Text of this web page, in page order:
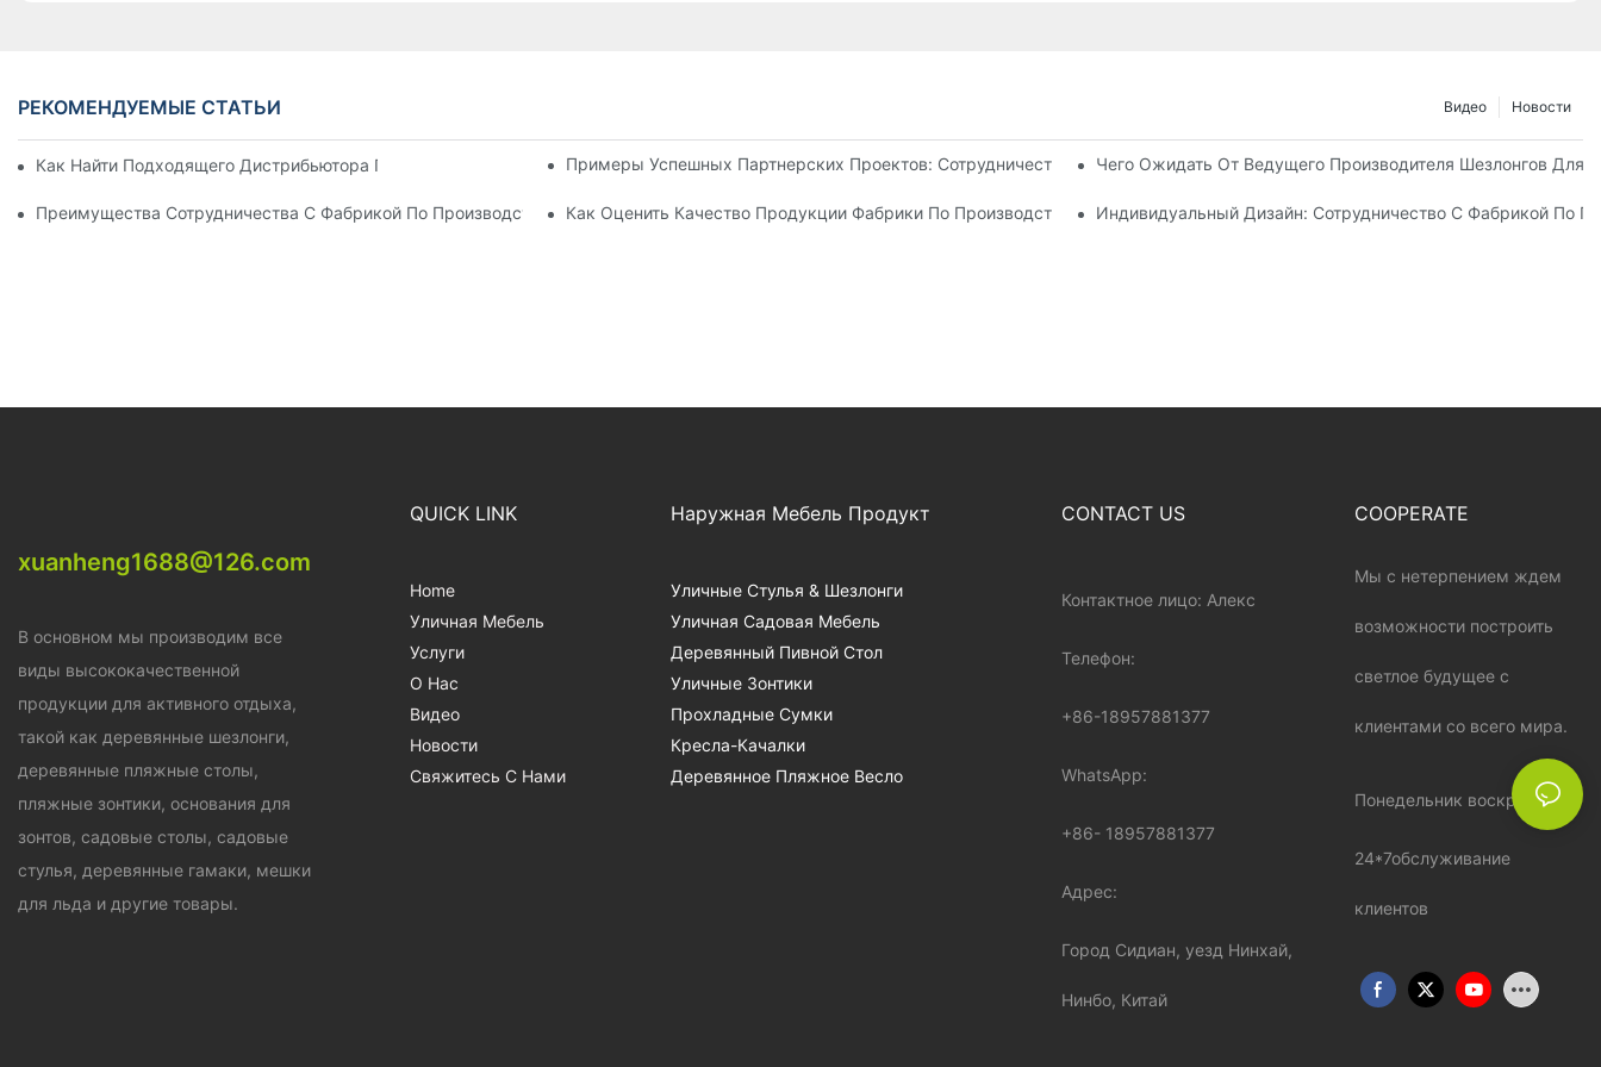
РЕКОМЕНДУЕМЫЕ СТАТЬИ Новости
Видео
Как Найти Подходящего Дистрибьютора Пляжных Зонтов Для Нужд Вашего БизнесаПримеры Успешных Партнерских Проектов: Сотрудничество С Дистрибьюторами Пляжных Зонтов
Чего Ожидать От Ведущего Производителя Шезлонгов Для
Преимущества Сотрудничества С Фабрикой По Производству Шезлонгов Для Отдыха На Открытом Воздухе.Как Оценить Качество Продукции Фабрики По Производству Шезлонгов Для Отдыха На Открытом Воздухе
Индивидуальный Дизайн: Сотрудничество С Фабрикой По
xuanheng1688@126.com
В основном мы производим все
виды высококачественной
продукции для активного отдыха,
такой как деревянные шезлонги,
деревянные пляжные столы,
пляжные зонтики, основания для
зонтов, садовые столы, садовые
стулья, деревянные гамаки, мешки
для льда и другие товары.
QUICK LINK
Home
Уличная Мебель
Услуги
О Нас
Видео
Новости
Свяжитесь С Нами
Наружная Мебель Продукт
Уличные Стулья & Шезлонги
Уличная Садовая Мебель
Деревянный Пивной Стол
Уличные Зонтики
Прохладные Сумки
Кресла-Качалки
Деревянное Пляжное Весло
CONTACT US
Контактное лицо: Алекс
Телефон:
+86-18957881377
WhatsApp:
+86- 18957881377
Адрес:
Город Сидиан, уезд Нинхай,
Нинбо, Китай
COOPERATE
Мы с нетерпением ждем
возможности построить
светлое будущее с
клиентами со всего мира.
Понедельник воскресенье:
24*7обслуживание
клиентов